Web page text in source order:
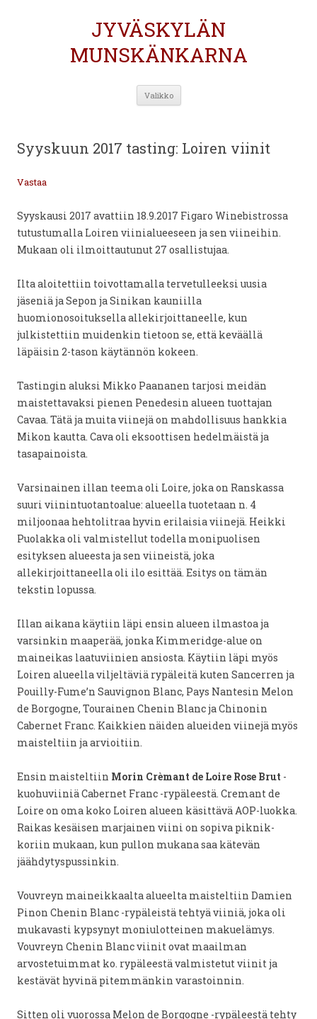
JYVÄSKYLÄN
MUNSKÄNKARNA
Valikko Siirry
Syyskuun 2017 tasting: Loiren viinit
Vastaa
Syyskausi 2017 avattiin 18.9.2017 Figaro Winebistrossa
tutustumalla Loiren viinialueeseen ja sen viineihin.
Mukaan oli ilmoittautunut 27 osallistujaa.
Ilta aloitettiin toivottamalla tervetulleeksi uusia
jäseniä ja Sepon ja Sinikan kauniilla
huomionosoituksella allekirjoittaneelle, kun
julkistettiin muidenkin tietoon se, että keväällä
läpäisin 2-tason käytännön kokeen.
Tastingin aluksi Mikko Paananen tarjosi meidän
maistettavaksi pienen Penedesin alueen tuottajan
Cavaa. Tätä ja muita viinejä on mahdollisuus hankkia
Mikon kautta. Cava oli eksoottisen hedelmäistä ja
tasapainoista.
Varsinainen illan teema oli Loire, joka on Ranskassa
suuri viinintuotantoalue: alueella tuotetaan n. 4
miljoonaa hehtolitraa hyvin erilaisia viinejä. Heikki
Puolakka oli valmistellut todella monipuolisen
esityksen alueesta ja sen viineistä, joka
allekirjoittaneella oli ilo esittää. Esitys on tämän
tekstin lopussa.
Illan aikana käytiin läpi ensin alueen ilmastoa ja
varsinkin maaperää, jonka Kimmeridge-alue on
maineikas laatuviinien ansiosta. Käytiin läpi myös
Loiren alueella viljeltäviä rypäleitä kuten Sancerren ja
Pouilly-Fume’n Sauvignon Blanc, Pays Nantesin Melon
de Borgogne, Tourainen Chenin Blanc ja Chinonin
Cabernet Franc. Kaikkien näiden alueiden viinejä myös
maisteltiin ja arvioitiin.
Ensin maisteltiin Morin Crèmant de Loire Rose Brut -
kuohuviiniä Cabernet Franc -rypäleestä. Cremant de
Loire on oma koko Loiren alueen käsittävä AOP-luokka.
Raikas kesäisen marjainen viini on sopiva piknik-
koriin mukaan, kun pullon mukana saa kätevän
jäähdytyspussinkin.
Vouvreyn maineikkaalta alueelta maisteltiin Damien
Pinon Chenin Blanc -rypäleistä tehtyä viiniä, joka oli
mukavasti kypsynyt moniulotteinen makuelämys.
Vouvreyn Chenin Blanc viinit ovat maailman
arvostetuimmat ko. rypäleestä valmistetut viinit ja
kestävät hyvinä pitemmänkin varastoinnin.
Sitten oli vuorossa Melon de Borgogne -rypäleestä tehty